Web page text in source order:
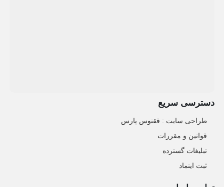
دسترسی سریع
طراحی سایت :‌ ققنوس پارس
قوانین و مقررات
تبلیغات گسترده
ثبت اینماد